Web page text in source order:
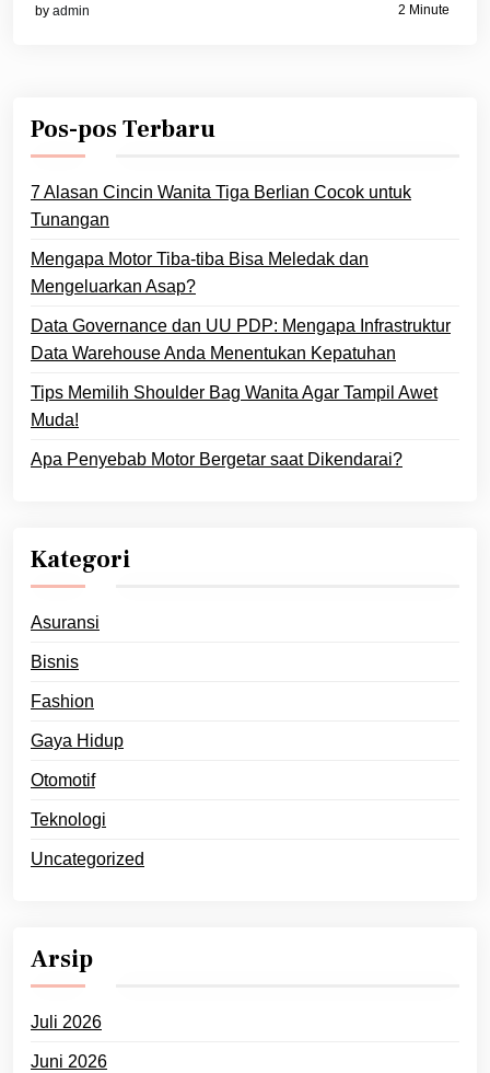
by admin 2 Minute
Pos-pos Terbaru
7 Alasan Cincin Wanita Tiga Berlian Cocok untuk
Tunangan
Mengapa Motor Tiba-tiba Bisa Meledak dan
Mengeluarkan Asap?
Data Governance dan UU PDP: Mengapa Infrastruktur
Data Warehouse Anda Menentukan Kepatuhan
Tips Memilih Shoulder Bag Wanita Agar Tampil Awet
Muda!
Apa Penyebab Motor Bergetar saat Dikendarai?
Kategori
Asuransi
Bisnis
Fashion
Gaya Hidup
Otomotif
Teknologi
Uncategorized
Arsip
Juli 2026
Juni 2026